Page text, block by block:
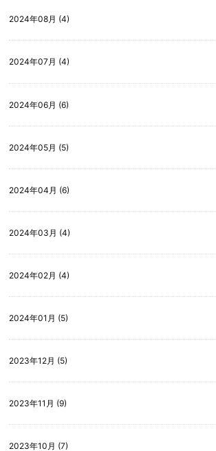
2024年08月 (4)
2024年07月 (4)
2024年06月 (6)
2024年05月 (5)
2024年04月 (6)
2024年03月 (4)
2024年02月 (4)
2024年01月 (5)
2023年12月 (5)
2023年11月 (9)
2023年10月 (7)